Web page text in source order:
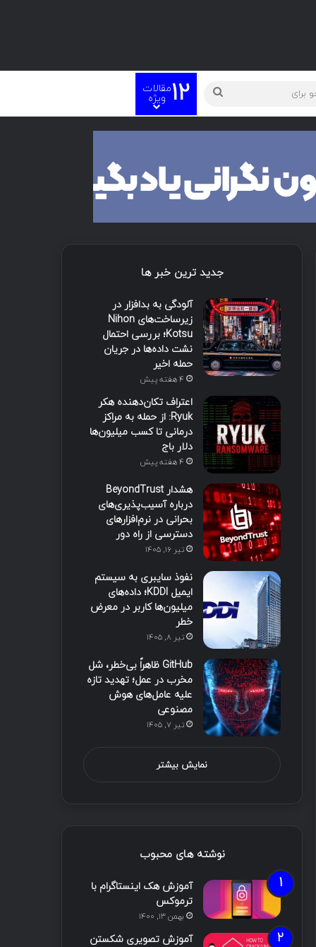
جستجو
برای
12مقالات
ویژه
جدید ترین خبر ها
آلودگی به بدافزار در
زیرساخت‌های Nihon
Kotsu؛ بررسی احتمال
نشت داده‌ها در جریان
حمله اخیر
4 هفته پیش
اعتراف تکان‌دهنده هکر
Ryuk: از حمله به مراکز
درمانی تا کسب میلیون‌ها
دلار باج
4 هفته پیش
هشدار BeyondTrust
درباره آسیب‌پذیری‌های
بحرانی در نرم‌افزارهای
دسترسی از راه دور
تیر ۱۶, ۱۴۰۵
نفوذ سایبری به سیستم
ایمیل KDDI؛ داده‌های
میلیون‌ها کاربر در معرض
خطر
تیر ۸, ۱۴۰۵
GitHub ظاهراً بی‌خطر، شل
مخرب در عمل؛ تهدید تازه
علیه عامل‌های هوش
مصنوعی
تیر ۷, ۱۴۰۵
نمایش بیشتر
نوشته های محبوب
آموزش هک اینستاگرام با
ترموکس
بهمن ۱۳, ۱۴۰۰
آموزش تصویری شکستن